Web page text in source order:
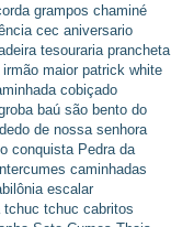
grampos chaminé
cec aniversario
tesouraria prancheta
irmão maior patrick white
cobiçado
baú são bento do
dedo de nossa senhora
conquista Pedra da
Intercumes caminhadas
escalar
tchuc tchuc cabritos